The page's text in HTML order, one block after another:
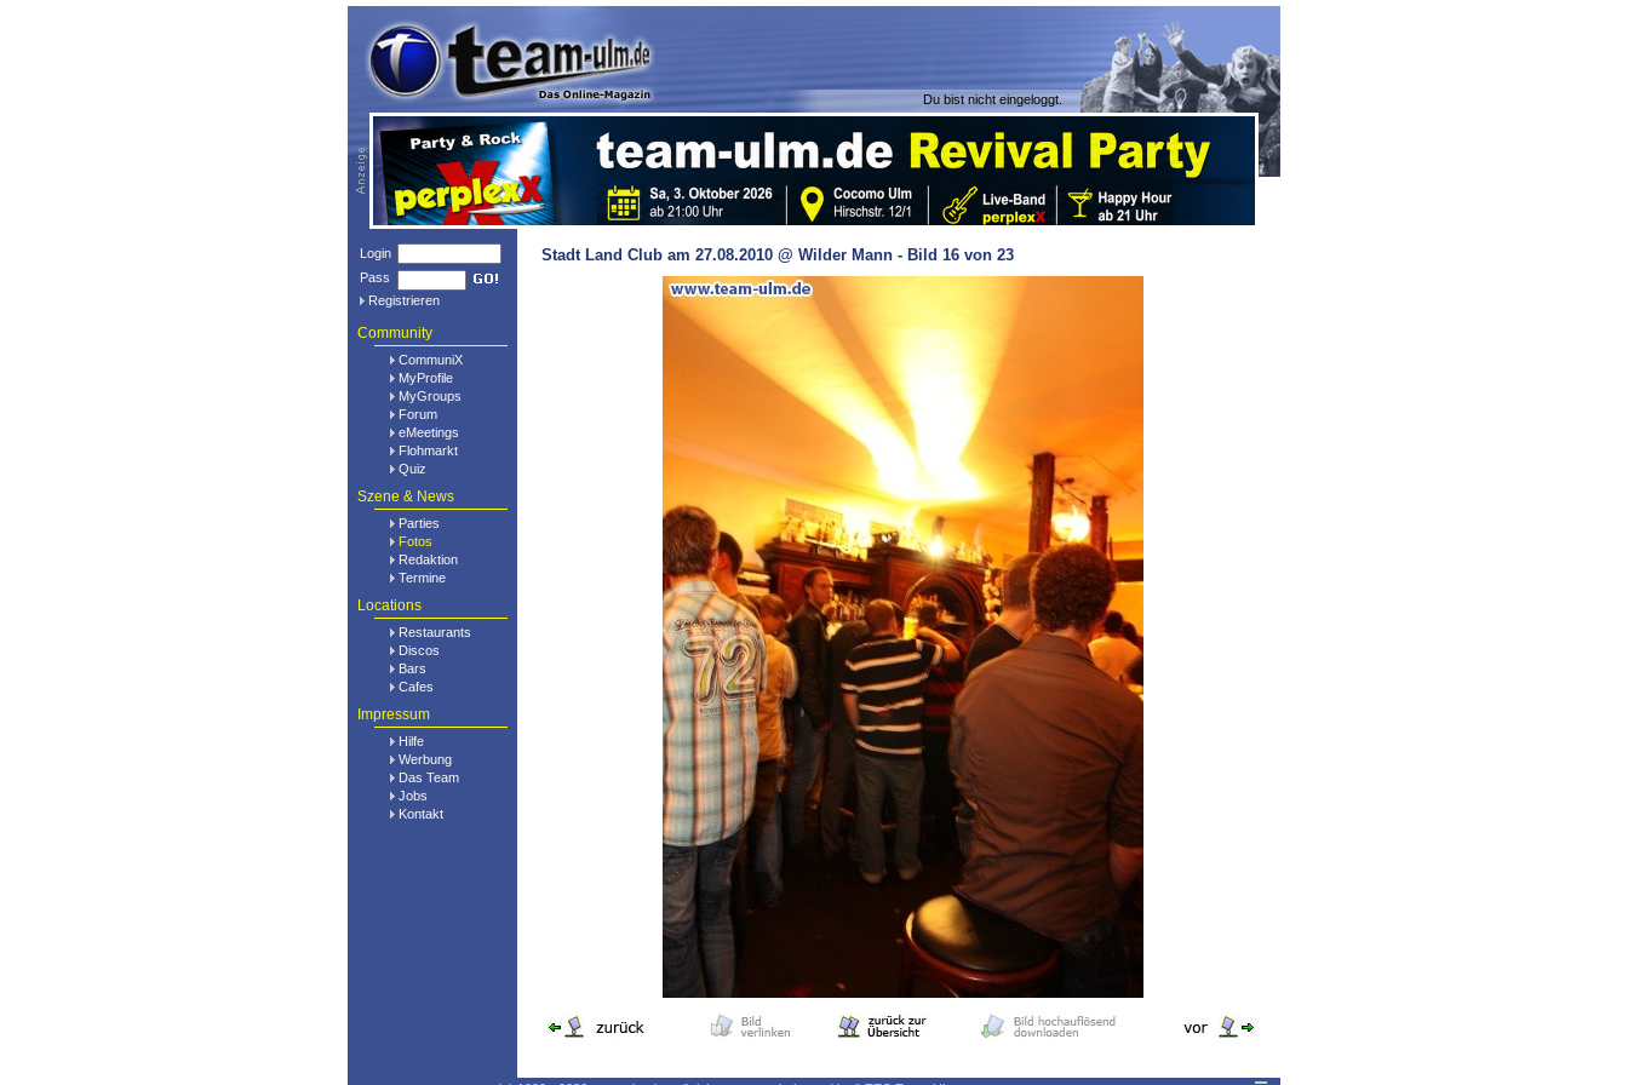
Du bist nicht eingeloggt.
Login
Pass
Registrieren
Community
CommuniX
MyProfile
MyGroups
Forum
eMeetings
Flohmarkt
Quiz
Szene & News
Parties
Fotos
Redaktion
Termine
Locations
Restaurants
Discos
Bars
Cafes
Impressum
Hilfe
Werbung
Das Team
Jobs
Kontakt
Stadt Land Club am 27.08.2010 @ Wilder Mann - Bild 16 von 23